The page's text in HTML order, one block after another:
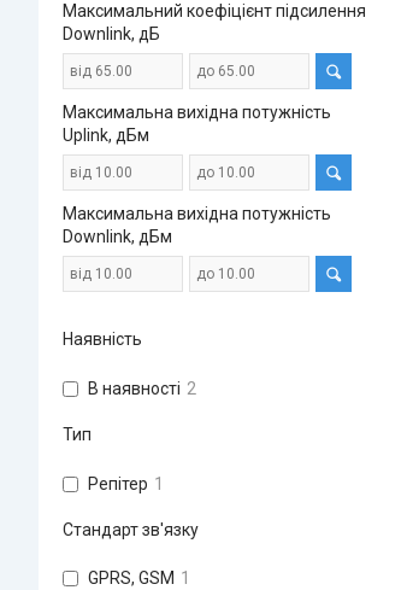
Максимальний коефіцієнт підсилення
Downlink, дБ
Максимальна вихідна потужність
Uplink, дБм
Максимальна вихідна потужність
Downlink, дБм
Наявність
В наявності 2
Тип
Репітер 1
Стандарт зв'язку
GPRS, GSM 1